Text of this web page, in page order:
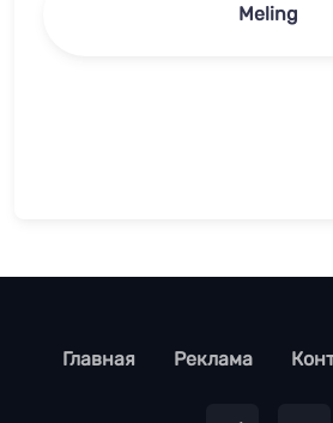
Meling
footer
Главная Реклама